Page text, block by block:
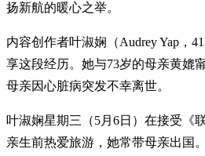
扬新航的暖心之举。
内容创作者叶淑娴（Audrey Yap，
享这段经历。她与73岁的母亲黄媲
母亲因心脏病突发不幸离世。
叶淑娴星期三（5月6日）在接受《
亲生前热爱旅游，她常带母亲出国